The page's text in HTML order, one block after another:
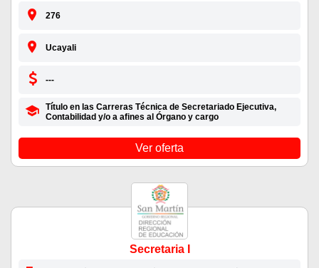
276
Ucayali
---
Título en las Carreras Técnica de Secretariado Ejecutiva,
Contabilidad y/o a afines al Órgano y cargo
Ver oferta
Secretaria I